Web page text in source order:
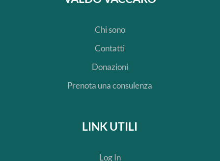
Chi sono
Contatti
Donazioni
Prenota una consulenza
LINK UTILI
Log In